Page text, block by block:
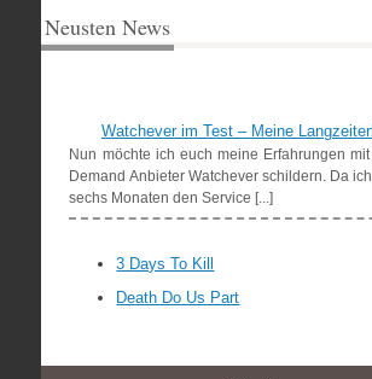
Neusten News
Watchever im Test – Meine
Nun möchte ich euch meine Erfahrungen
Demand Anbieter Watchever schildern. Da
sechs Monaten den Service [...]
3 Days To Kill
Death Do Us Part